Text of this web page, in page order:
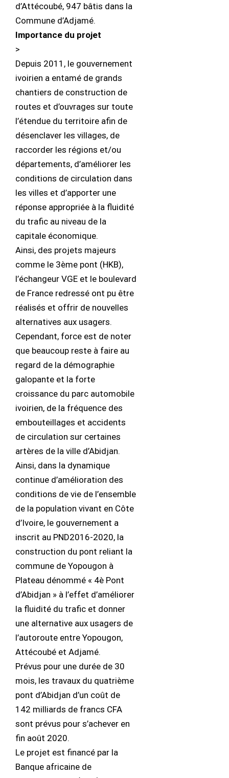
d’Attécoubé, 947 bâtis dans la
Commune d’Adjamé.
Importance du projet
>
Depuis 2011, le gouvernement
ivoirien a entamé de grands
chantiers de construction de
routes et d’ouvrages sur toute
l’étendue du territoire afin de
désenclaver les villages, de
raccorder les régions et/ou
départements, d’améliorer les
conditions de circulation dans
les villes et d’apporter une
réponse appropriée à la fluidité
du trafic au niveau de la
capitale économique.
Ainsi, des projets majeurs
comme le 3ème pont (HKB),
l’échangeur VGE et le boulevard
de France redressé ont pu être
réalisés et offrir de nouvelles
alternatives aux usagers.
Cependant, force est de noter
que beaucoup reste à faire au
regard de la démographie
galopante et la forte
croissance du parc automobile
ivoirien, de la fréquence des
embouteillages et accidents
de circulation sur certaines
artères de la ville d’Abidjan.
Ainsi, dans la dynamique
continue d’amélioration des
conditions de vie de l’ensemble
de la population vivant en Côte
d’Ivoire, le gouvernement a
inscrit au PND2016-2020, la
construction du pont reliant la
commune de Yopougon à
Plateau dénommé « 4è Pont
d’Abidjan » à l’effet d’améliorer
la fluidité du trafic et donner
une alternative aux usagers de
l’autoroute entre Yopougon,
Attécoubé et Adjamé.
Prévus pour une durée de 30
mois, les travaux du quatrième
pont d’Abidjan d’un coût de
142 milliards de francs CFA
sont prévus pour s’achever en
fin août 2020.
Le projet est financé par la
Banque africaine de